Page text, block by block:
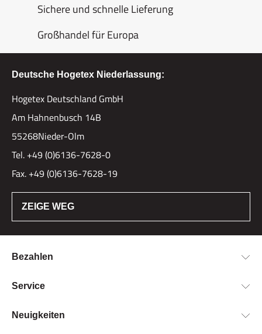
Sichere und schnelle Lieferung
Großhandel für Europa
Deutsche Hogetex Niederlassung:
Hogetex Deutschland GmbH
Am Hahnenbusch 14B
55268Nieder-Olm
Tel. +49 (0)6136-7628-0
Fax. +49 (0)6136-7628-19
ZEIGE WEG
Bezahlen
Bestellung & Zahlung
Vertrag widerrufen
Service
Über Hogetex
Neuigkeiten